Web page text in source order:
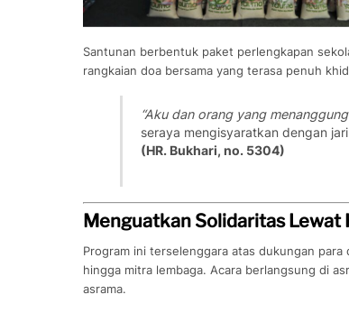
Santunan berbentuk paket perlengkapan
rangkaian doa bersama yang terasa penuh
“Aku dan orang yang
seraya mengisyaratkan dengan
(HR. Bukhari, no. 5304)
Menguatkan Solidaritas
Program ini terselenggara atas dukungan
hingga mitra lembaga. Acara berlangsung di
asrama.